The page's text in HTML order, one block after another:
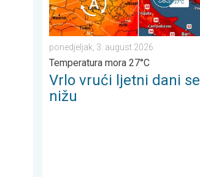
ponedjeljak, 3. august 2026.
Temperatura mora 27°C
Vrlo vrući ljetni dani se
nižu